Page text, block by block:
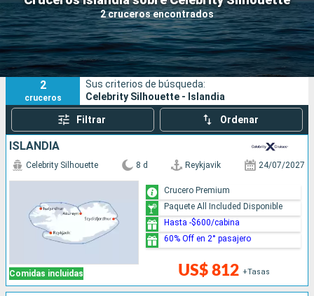
2 cruceros encontrados
Fecha de salida
Puertos Compañías
Buscar
2
cruceros
Sus criterios de búsqueda:
Celebrity Silhouette - Islandia
Filtrar Ordenar
ISLANDIA
Comidas incluidas
Celebrity Silhouette 8 d Reykjavik 24/07/2027
US$ 812 +Tasas
Crucero Premium
Paquete All Included Disponible
Hasta -$600/cabina
60% Off en 2° pasajero